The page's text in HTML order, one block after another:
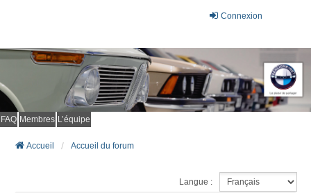
Connexion
FAQ Membres L’équipe
Accueil Accueil du forum
Langue :